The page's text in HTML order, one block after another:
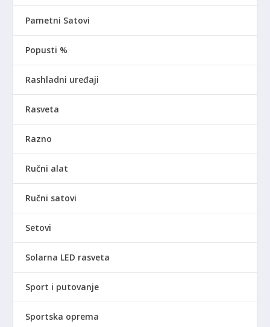
Pametni Satovi
Popusti %
Rashladni uređaji
Rasveta
Razno
Ručni alat
Ručni satovi
Setovi
Solarna LED rasveta
Sport i putovanje
Sportska oprema